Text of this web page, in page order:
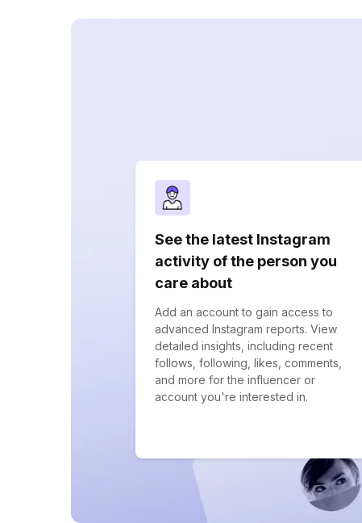
See the latest Instagram
activity of the person you
care about
Add an account to gain access to
advanced Instagram reports. View
detailed insights, including recent
follows, following, likes, comments,
and more for the influencer or
account you're interested in.